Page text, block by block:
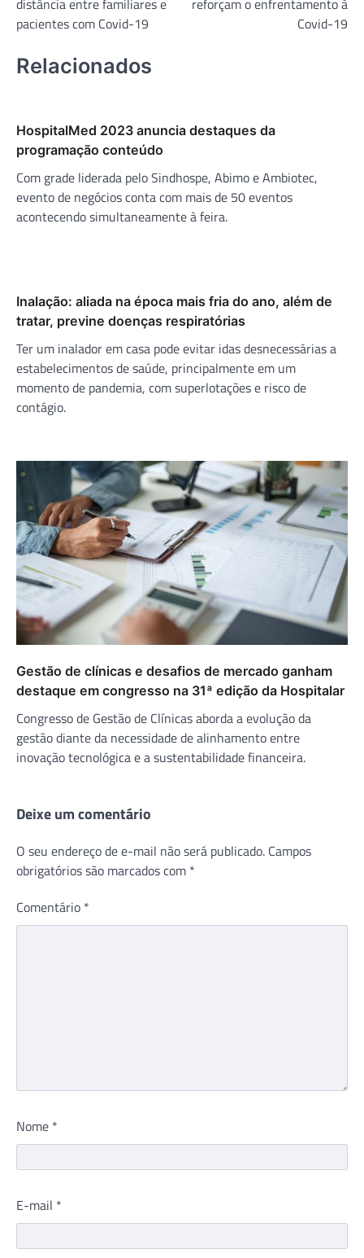
Post
pacientes com Covid-19
Covid-19
Relacionados
HospitalMed 2023 anuncia destaques da
programação conteúdo
Com grade liderada pelo Sindhospe, Abimo e Ambiotec,
evento de negócios conta com mais de 50 eventos
acontecendo simultaneamente à feira.
Inalação: aliada na época mais fria do ano, além de
tratar, previne doenças respiratórias
Ter um inalador em casa pode evitar idas desnecessárias a
estabelecimentos de saúde, principalmente em um
momento de pandemia, com superlotações e risco de
contágio.
Gestão de clínicas e desafios de mercado ganham
destaque em congresso na 31ª edição da Hospitalar
Congresso de Gestão de Clínicas aborda a evolução da
gestão diante da necessidade de alinhamento entre
inovação tecnológica e a sustentabilidade financeira.
Deixe um comentário
O seu endereço de e-mail não será publicado. Campos
obrigatórios são marcados com *
Comentário *
Nome *
E-mail *